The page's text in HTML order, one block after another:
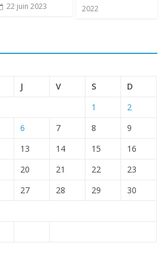
22 juin 2023
2022
J V S D
1
2
6 7 8
9
13 14 15
16
20 21 22
23
27 28 29
30